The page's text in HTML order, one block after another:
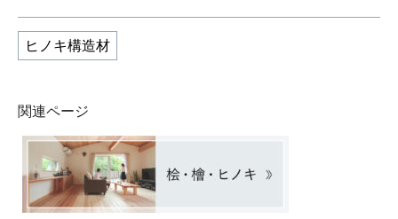
ヒノキ構造材
関連ページ